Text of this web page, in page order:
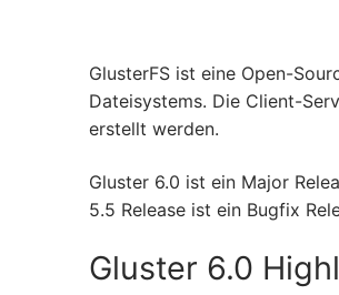
GlusterFS ist eine Open-
Dateisystems. Die Client-
erstellt werden.
Gluster 6.0 ist ein Major
5.5 Release ist ein Bugfix
Gluster 6.0